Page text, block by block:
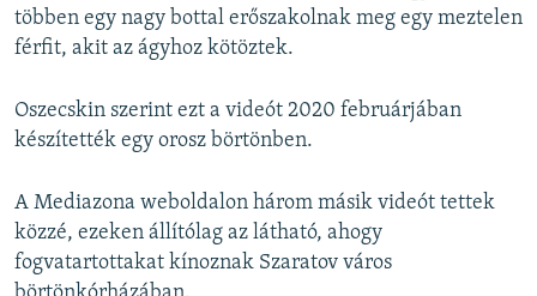
többen egy nagy bottal erőszakolnak meg egy meztelen
férfit, akit az ágyhoz kötöztek.
Oszecskin szerint ezt a videót 2020 februárjában
készítették egy orosz börtönben.
A Mediazona weboldalon három másik videót tettek
közzé, ezeken állítólag az látható, ahogy
fogvatartottakat kínoznak Szaratov város